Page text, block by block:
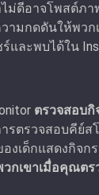
ดีอาจโพสต์ภา
ามกดดันให้พว
และพบได้ใน
ตรวจสอบกิ
รตรวจสอบคีย์
งเด็กแสดงกิจก
วกเขาเมื่อคุณ